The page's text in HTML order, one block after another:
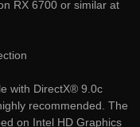
RX 6700 or similar at
with DirectX® 9.0с
recommended. The
on Intel HD Graphics